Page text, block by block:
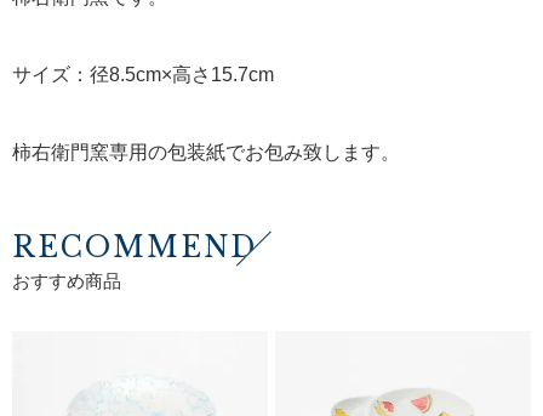
サイズ：径8.5cm×高さ15.7cm
柿右衛門窯専用の包装紙でお包み致します。
RECOMMEND
おすすめ商品